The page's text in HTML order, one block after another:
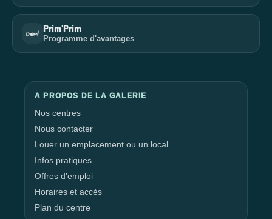
Prim'Prim
Programme d'avantages
A PROPOS DE LA GALERIE
Nos centres
Nous contacter
Louer un emplacement ou un local
Infos pratiques
Offres d’emploi
Horaires et accès
Plan du centre